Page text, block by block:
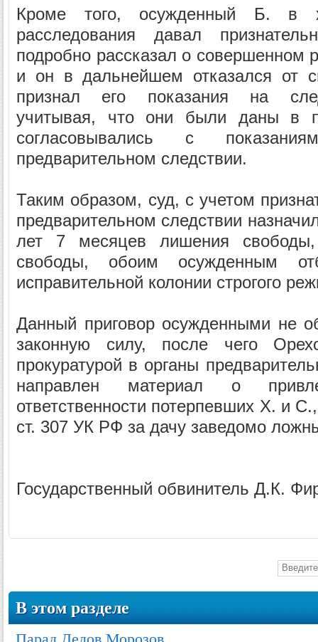
Кроме того, осужденный Б. в
расследования давал
подробно рассказал о совершенном
и он в дальнейшем отказался от
признал его показания на
учитывая, что они были даны в
согласовывались с
предварительном следствии.
Таким образом, суд, с учетом
предварительном следствии
лет 7 месяцев лишения
свободы, обоим осужденным
исправительной колонии строгого
Данный приговор осужденными не
законную силу, после чего
прокуратурой в органы
направлен материал о
ответственности потерпевших Х. и
ст. 307 УК РФ за дачу заведомо
Государственный обвинитель Д.К.
В этом разделе